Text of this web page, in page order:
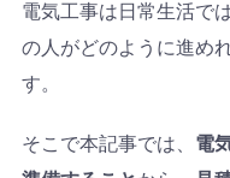
電気工事は日常生活で
の人がどのように進め
す。
そこで本記事では、 電